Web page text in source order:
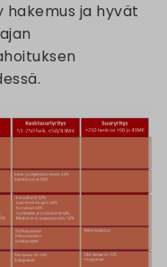
ja hyvät